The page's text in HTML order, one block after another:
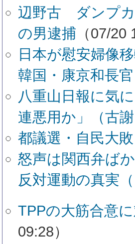
辺野古 ダンプカ
の男逮捕 （07/20
日本が慰安婦像
韓国・康京和長
八重山日報に気
連悪用か」（古
都議選・自民大
怒声は関西弁ば
反対運動の真実
TPPの大筋合意
09:28）